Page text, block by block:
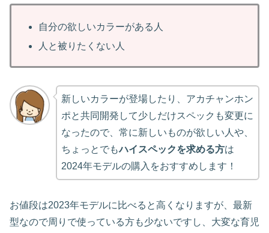
自分の欲しいカラーがある人
人と被りたくない人
新しいカラーが登場したり、アカチャンホン
ポと共同開発して少しだけスペックも変更に
なったので、常に新しいものが欲しい人や、
ちょっとでもハイスペックを求める方は
2024年モデルの購入をおすすめします！
お値段は2023年モデルに比べると高くなりますが、最新
型なので周りで使っている方も少ないですし、大変な育児